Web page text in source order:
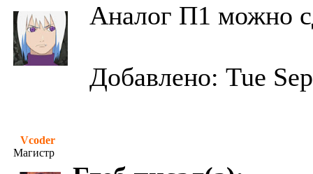
Аналог П1 можно
Добавлено: Tue
Vcoder
Магистр